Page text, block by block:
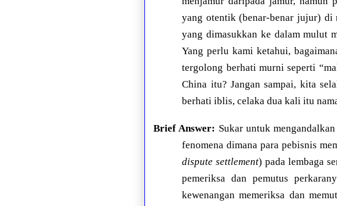
yang otentik (benar-benar jujur)
yang dimasukkan ke dalam mulut
Yang perlu kami ketahui,
tergolong berhati murni seperti
China itu? Jangan sampai, kita
berhati iblis, celaka dua kali itu
Brief Answer: Sukar untuk
fenomena dimana para pebisnis
dispute settlement) pada lembaga
pemeriksa dan pemutus
kewenangan memeriksa dan